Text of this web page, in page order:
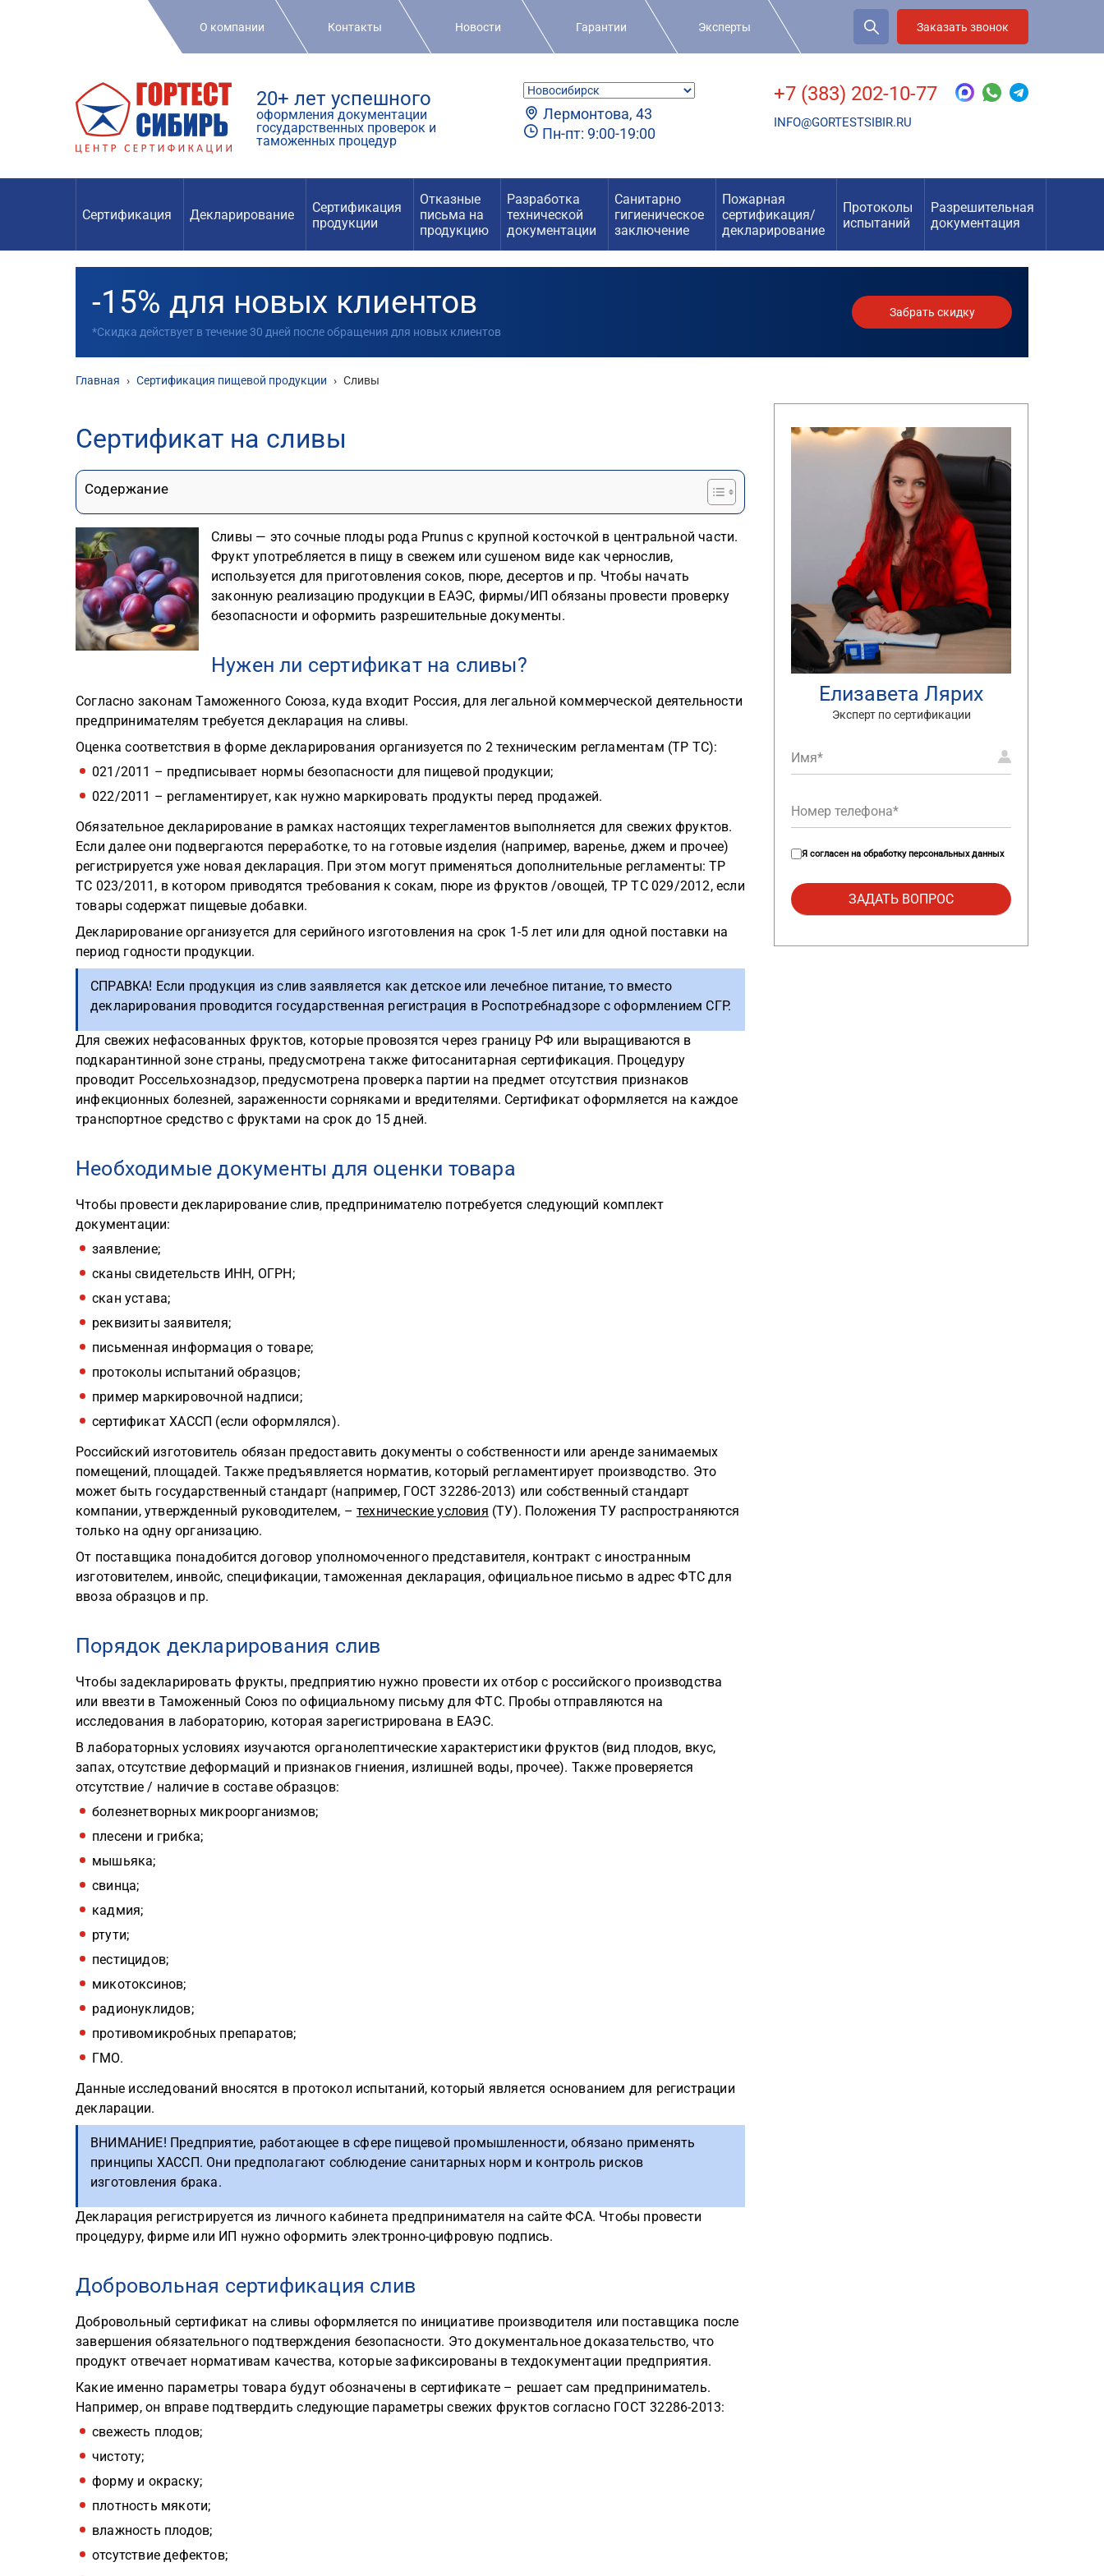
О компании Контакты Новости Гарантии Эксперты Заказать звонок
20+ лет успешного
оформления документации
государственных проверок и
таможенных процедур
Лермонтова, 43
Пн-пт: 9:00-19:00
+7 (383) 202-10-77
INFO@GORTESTSIBIR.RU
Сертификация Декларирование
Сертификация
продукции
Отказные
письма на
продукцию
Разработка
технической
документации
Санитарно
гигиеническое
заключение
Пожарная
сертификация/
декларирование
Протоколы
испытаний
Разрешительная
документация
-15% для новых клиентов
*Скидка действует в течение 30 дней после обращения для новых клиентов
Забрать скидку
Главная › Сертификация пищевой продукции › Сливы
Сертификат на сливы
Содержание
Сливы — это сочные плоды рода Prunus с крупной косточкой в центральной части.
Фрукт употребляется в пищу в свежем или сушеном виде как чернослив,
используется для приготовления соков, пюре, десертов и пр. Чтобы начать
законную реализацию продукции в ЕАЭС, фирмы/ИП обязаны провести проверку
безопасности и оформить разрешительные документы.
Нужен ли сертификат на сливы?
Согласно законам Таможенного Союза, куда входит Россия, для легальной коммерческой деятельности
предпринимателям требуется декларация на сливы.
Оценка соответствия в форме декларирования организуется по 2 техническим регламентам (ТР ТС):
021/2011 – предписывает нормы безопасности для пищевой продукции;
022/2011 – регламентирует, как нужно маркировать продукты перед продажей.
Обязательное декларирование в рамках настоящих техрегламентов выполняется для свежих фруктов.
Если далее они подвергаются переработке, то на готовые изделия (например, варенье, джем и прочее)
регистрируется уже новая декларация. При этом могут применяться дополнительные регламенты: ТР
ТС 023/2011, в котором приводятся требования к сокам, пюре из фруктов /овощей, ТР ТС 029/2012, если
товары содержат пищевые добавки.
Декларирование организуется для серийного изготовления на срок 1-5 лет или для одной поставки на
период годности продукции.
СПРАВКА! Если продукция из слив заявляется как детское или лечебное питание, то вместо
декларирования проводится государственная регистрация в Роспотребнадзоре с оформлением СГР.
Для свежих нефасованных фруктов, которые провозятся через границу РФ или выращиваются в
подкарантинной зоне страны, предусмотрена также фитосанитарная сертификация. Процедуру
проводит Россельхознадзор, предусмотрена проверка партии на предмет отсутствия признаков
инфекционных болезней, зараженности сорняками и вредителями. Сертификат оформляется на каждое
транспортное средство с фруктами на срок до 15 дней.
Необходимые документы для оценки товара
Чтобы провести декларирование слив, предпринимателю потребуется следующий комплект
документации:
заявление;
сканы свидетельств ИНН, ОГРН;
скан устава;
реквизиты заявителя;
письменная информация о товаре;
протоколы испытаний образцов;
пример маркировочной надписи;
сертификат ХАССП (если оформлялся).
Российский изготовитель обязан предоставить документы о собственности или аренде занимаемых
помещений, площадей. Также предъявляется норматив, который регламентирует производство. Это
может быть государственный стандарт (например, ГОСТ 32286-2013) или собственный стандарт
компании, утвержденный руководителем, –технические условия (ТУ). Положения ТУ распространяются
только на одну организацию.
От поставщика понадобится договор уполномоченного представителя, контракт с иностранным
изготовителем, инвойс, спецификации, таможенная декларация, официальное письмо в адрес ФТС для
ввоза образцов и пр.
Порядок декларирования слив
Чтобы задекларировать фрукты, предприятию нужно провести их отбор с российского производства
или ввезти в Таможенный Союз по официальному письму для ФТС. Пробы отправляются на
исследования в лабораторию, которая зарегистрирована в ЕАЭС.
В лабораторных условиях изучаются органолептические характеристики фруктов (вид плодов, вкус,
запах, отсутствие деформаций и признаков гниения, излишней воды, прочее). Также проверяется
отсутствие / наличие в составе образцов:
болезнетворных микроорганизмов;
плесени и грибка;
мышьяка;
свинца;
кадмия;
ртути;
пестицидов;
микотоксинов;
радионуклидов;
противомикробных препаратов;
ГМО.
Данные исследований вносятся в протокол испытаний, который является основанием для регистрации
декларации.
ВНИМАНИЕ! Предприятие, работающее в сфере пищевой промышленности, обязано применять
принципы ХАССП. Они предполагают соблюдение санитарных норм и контроль рисков
изготовления брака.
Декларация регистрируется из личного кабинета предпринимателя на сайте ФСА. Чтобы провести
процедуру, фирме или ИП нужно оформить электронно-цифровую подпись.
Добровольная сертификация слив
Добровольный сертификат на сливы оформляется по инициативе производителя или поставщика после
завершения обязательного подтверждения безопасности. Это документальное доказательство, что
продукт отвечает нормативам качества, которые зафиксированы в техдокументации предприятия.
Какие именно параметры товара будут обозначены в сертификате – решает сам предприниматель.
Например, он вправе подтвердить следующие параметры свежих фруктов согласно ГОСТ 32286-2013:
свежесть плодов;
чистоту;
форму и окраску;
плотность мякоти;
влажность плодов;
отсутствие дефектов;
Елизавета Лярих
Эксперт по сертификации
Я согласен на обработку персональных данных